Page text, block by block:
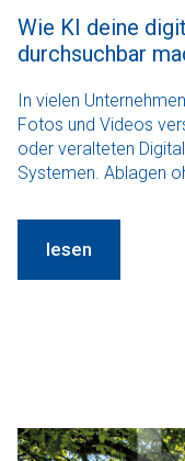
Wie KI deine
durchsuchbar
In vielen
Fotos und Videos
oder veralteten
Systemen. Ablagen
lesen